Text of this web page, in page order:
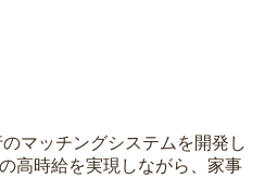
マッチングシステムを開発し
高時給を実現しながら、家事